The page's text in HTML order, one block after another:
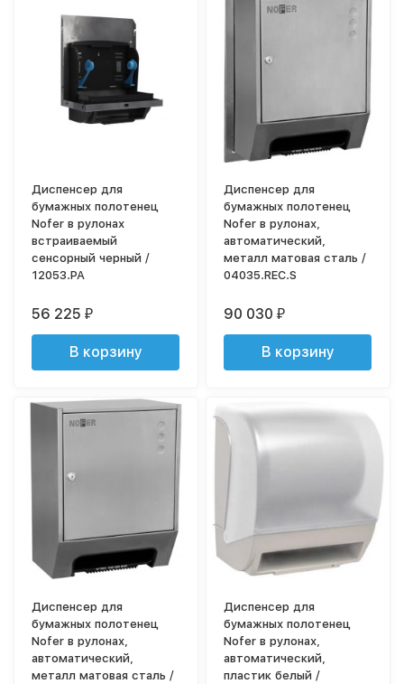
Диспенсер для
бумажных полотенец
Nofer в рулонах
встраиваемый
сенсорный черный /
12053.PA
56 225₽
В корзину
Диспенсер для
бумажных полотенец
Nofer в рулонах,
автоматический,
металл матовая сталь /
04035.REC.S
90 030₽
В корзину
Диспенсер для
бумажных полотенец
Nofer в рулонах,
автоматический,
металл матовая сталь /
Диспенсер для
бумажных полотенец
Nofer в рулонах,
автоматический,
пластик белый /